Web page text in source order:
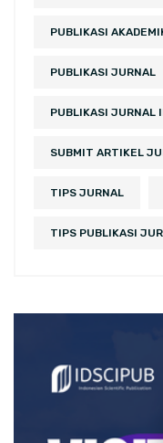
PUBLIKASI
PUBLIKASI JURNAL
PUBLIKASI JURNAL
SUBMIT ARTIKEL
TIPS JURNAL
TIPS PUBLIKASI